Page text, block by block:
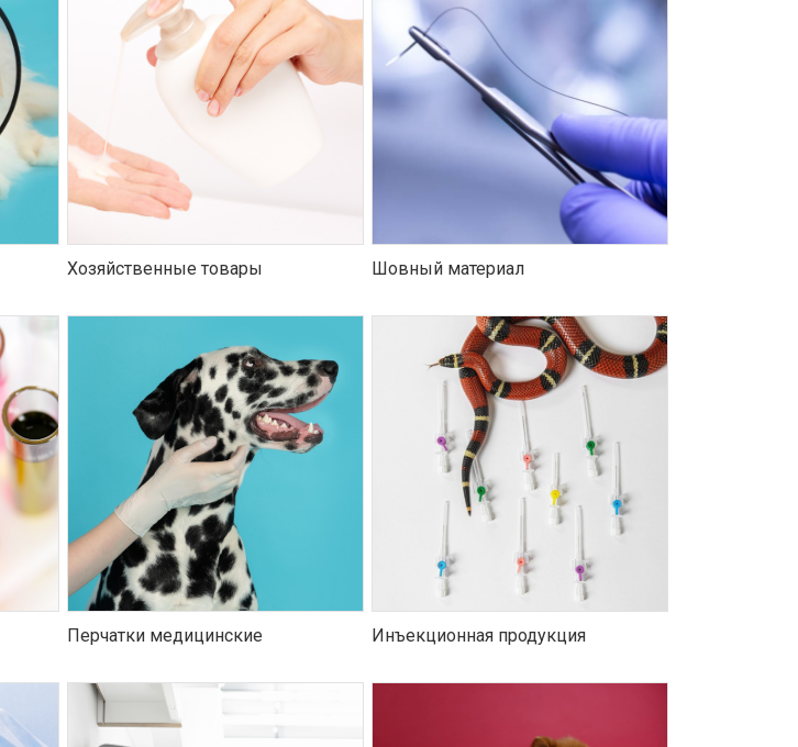
Хозяйственные товары Шовный материал
Перчатки медицинские Инъекционная продукция